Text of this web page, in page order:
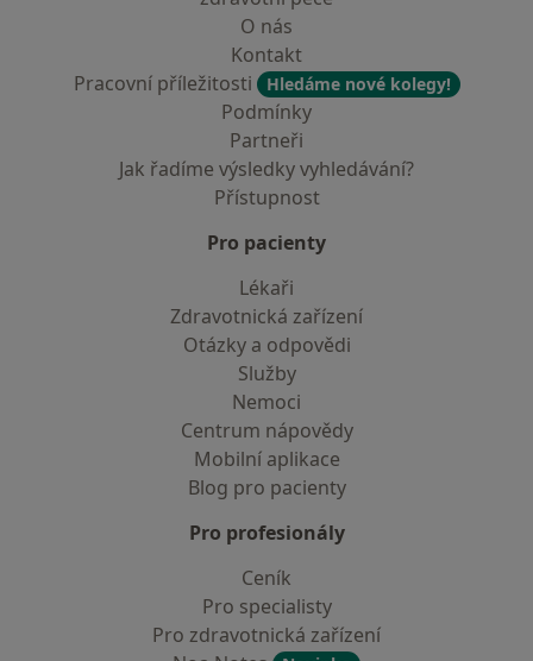
O nás
Kontakt
Pracovní příležitosti
Hledáme nové kolegy!
Podmínky
Partneři
Jak řadíme výsledky vyhledávání?
Přístupnost
Pro pacienty
Lékaři
Zdravotnická zařízení
Otázky a odpovědi
Služby
Nemoci
Centrum nápovědy
Mobilní aplikace
Blog pro pacienty
Pro profesionály
Ceník
Pro specialisty
Pro zdravotnická zařízení